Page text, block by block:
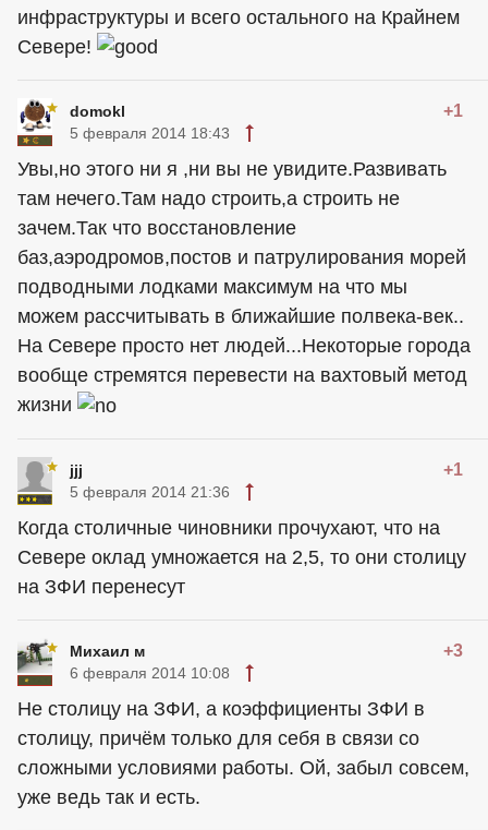
инфраструктуры и всего остального на Крайнем
Севере!
domokl +1
5 февраля 2014 18:43
Увы,но этого ни я ,ни вы не увидите.Развивать
там нечего.Там надо строить,а строить не
зачем.Так что восстановление
баз,аэродромов,постов и патрулирования морей
подводными лодками максимум на что мы
можем рассчитывать в ближайшие полвека-век..
На Севере просто нет людей...Некоторые города
вообще стремятся перевести на вахтовый метод
жизни
jjj +1
5 февраля 2014 21:36
Когда столичные чиновники прочухают, что на
Севере оклад умножается на 2,5, то они столицу
на ЗФИ перенесут
Михаил м +3
6 февраля 2014 10:08
Не столицу на ЗФИ, а коэффициенты ЗФИ в
столицу, причём только для себя в связи со
сложными условиями работы. Ой, забыл совсем,
уже ведь так и есть.